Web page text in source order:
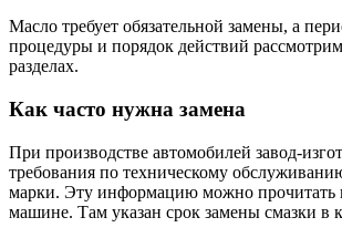
Масло требует обязательной замены, а
процедуры и порядок действий
разделах.
Как часто нужна замена
При производстве автомобилей завод-
требования по техническому
марки. Эту информацию можно прочитать
машине. Там указан срок замены смазки в